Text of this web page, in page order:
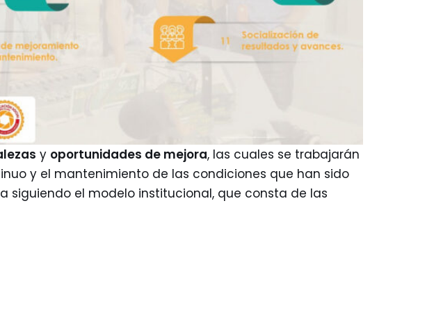
y oportunidades de mejora, las cuales se trabajarán
y el mantenimiento de las condiciones que han sido
siguiendo el modelo institucional, que consta de las